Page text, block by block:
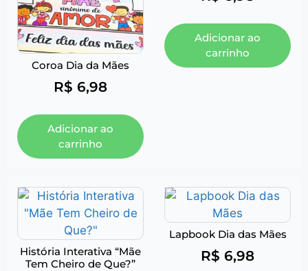
Coroa Dia da Mães
R$ 6,98
Adicionar ao
carrinho
Adicionar ao
carrinho
História Interativa “Mãe
Tem Cheiro de Que?”
Lapbook Dia das Mães
R$ 6,98